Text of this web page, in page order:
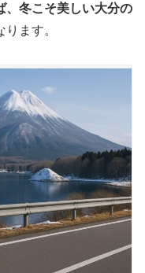
、冬こそ美しい大分の
ります。